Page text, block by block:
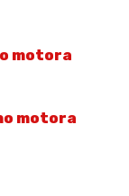
motora
motora